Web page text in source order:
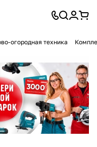
огородная техника